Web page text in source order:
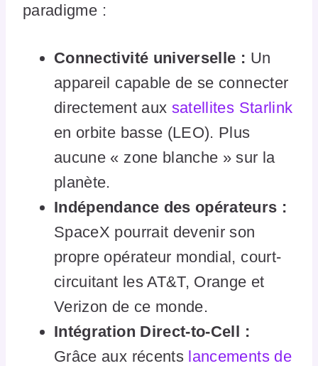
paradigme :
Connectivité universelle : Un
appareil capable de se connecter
directement aux satellites Starlink
en orbite basse (LEO). Plus
aucune « zone blanche » sur la
planète.
Indépendance des opérateurs :
SpaceX pourrait devenir son
propre opérateur mondial, court-
circuitant les AT&T, Orange et
Verizon de ce monde.
Intégration Direct-to-Cell :
Grâce aux récents lancements de